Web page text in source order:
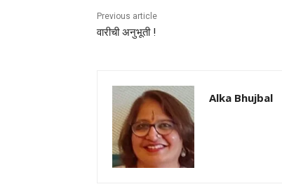
Previous article
वारीची अनुभूती !
Alka Bhujbal